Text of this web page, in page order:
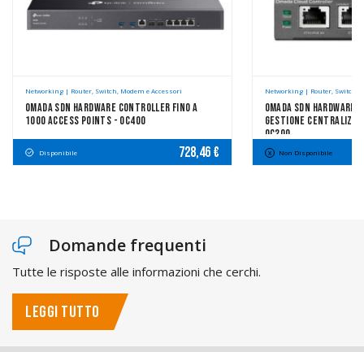
Networking | Router, Switch, Modem e Accessori
Omada SDN Hardware Controller Fino A
1000 Access Points - OC400
Disponibile 728,46 €
Networking | Router, Switch,
Omada SDN
Gestione
OC200
Non Disponibile
Domande frequenti
Tutte le risposte alle informazioni che cerchi.
LEGGI TUTTO